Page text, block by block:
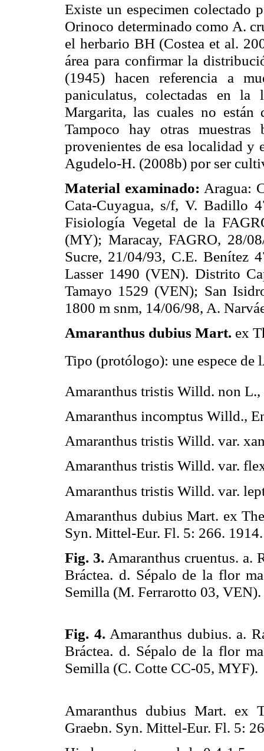
Existe un especimen colectado
Orinoco determinado como A.
el herbario BH (Costea et al.
área para confirmar la
(1945) hacen referencia a
paniculatus, colectadas en
Margarita, las cuales no están
Tampoco hay otras
provenientes de esa localidad y
Agudelo-H. (2008b) por ser
Material examinado: Aragua:
Cata-Cuyagua, s/f, V. Badillo
Fisiología Vegetal dela
(MY); Maracay, FAGRO, 28/
Sucre, 21/04/93, C.E. Benítez
Lasser 1490 (VEN). Distrito
Tamayo 1529 (VEN); San
1800 m snm, 14/06/98, A.
Amaranthus dubius Mart. ex
Tipo (protólogo): une espece de
Amaranthus tristis Willd. non
Amaranthus incomptus Willd.,
Amaranthus tristis Willd. var.
Amaranthus tristis Willd. var.
Amaranthus tristis Willd. var.
Amaranthus dubius Mart. ex
Syn. Mittel-Eur. Fl. 5: 266. 1914.
Fig. 3. Amaranthus cruentus. a.
Bráctea. d. Sépalo de la flor
Semilla (M. Ferrarotto 03, VEN).
Fig. 4. Amaranthus dubius. a.
Bráctea. d. Sépalo de la flor
Semilla (C. Cotte CC-05, MYF).
Amaranthus dubius Mart. ex
Graebn. Syn. Mittel-Eur. Fl. 5: